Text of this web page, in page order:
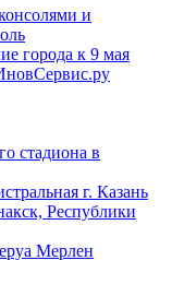
и
города к 9 мая
стадиона в
г. Казань
Республики
Мерлен